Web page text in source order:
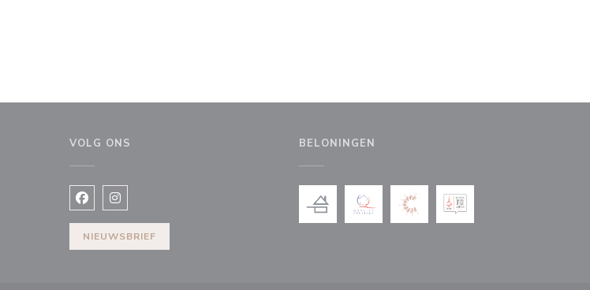
VOLG ONS
Facebook ((opent in een nieuw venster))
Instagram ((opent in een nieuw venster))
NIEUWSBRIEF
BELONINGEN